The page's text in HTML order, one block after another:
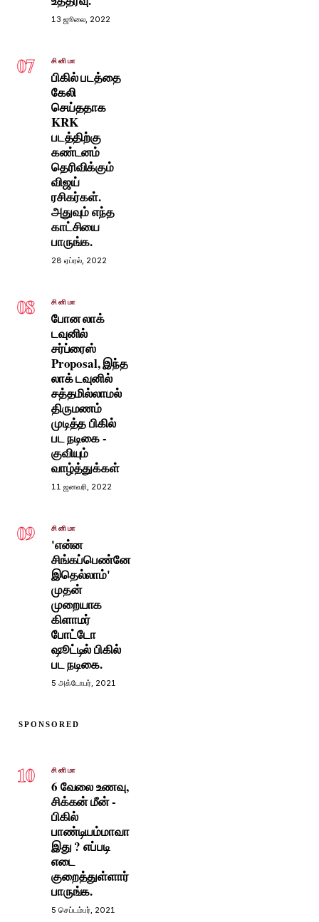
13 ஜூலை, 2022
07 சினிமா
பிகில் படத்தை
கேலி
செய்ததாக
KRK
படத்திற்கு
கண்டனம்
தெரிவிக்கும்
விஜய்
ரசிகர்கள்.
அதுவும் எந்த
காட்சியை
பாருங்க.
28 ஏப்ரல், 2022
08 சினிமா
போன லாக்
டவுனில்
சர்ப்ரைஸ்
Proposal, இந்த
லாக் டவுனில்
சத்தமில்லாமல்
திருமணம்
முடித்த பிகில்
பட நடிகை -
குவியும்
வாழ்த்துக்கள்
11 ஜனவரி, 2022
09 சினிமா
'என்ன
சிங்கப்பெண்னே
இதெல்லாம்'
முதன்
முறையாக
கிளாமர்
போட்டோ
ஷூட்டில் பிகில்
பட நடிகை.
5 அக்டோபர், 2021
SPONSORED
10 சினிமா
6 வேலை உணவு,
சிக்கன் மீன் -
பிகில்
பாண்டியம்மாவா
இது ? எப்படி
எடை
குறைத்துள்ளார்
பாருங்க.
5 செப்டம்பர், 2021